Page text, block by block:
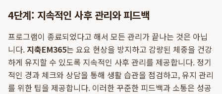
4단계: 지속적인 사후 관리와 피드백
프로그램이 종료되었다고 해서 모든 관리가 끝나는 것은 아닙
니다. 지축EM365는 요요 현상을 방지하고 감량된 체중을 건강
하게 유지할 수 있도록 지속적인 사후 관리를 제공합니다. 정기
적인 경과 체크와 상담을 통해 생활 습관을 점검하고, 유지 관리
를 위한 팁을 제공합니다. 이러한 꾸준한 피드백과 소통은 성공